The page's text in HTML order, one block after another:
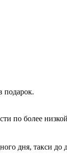
подарок.
по более
дня, такси до